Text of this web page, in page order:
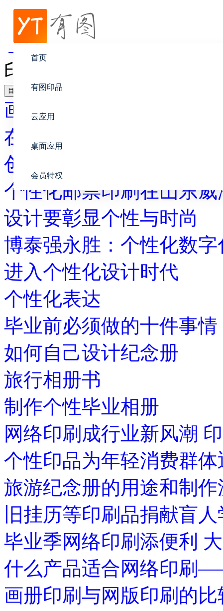
首页
有图印品
云应用
桌面应用
会员特权
帮助中心
创意设计
印刷创意 照片书
目录
画册设计
在线印刷
创意设计
个性化邮票印刷在山东
设计要彰显个性与时尚
博泰强永胜：个性化数
进入个性化设计时代
个性化表达
毕业前必须做的十件事情
如何自己设计纪念册
旅行相册书
制作个性毕业相册
网络印刷成行业新风潮
个性印品为年轻消费群
旅游纪念册的用途和制作
旧挂历等印刷品捐献盲
毕业季网络印刷添便利
什么产品适合网络印刷
画册印刷与网版印刷的比